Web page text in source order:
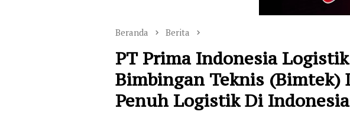
Beranda Berita
PT Prima Indonesia
Bimbingan Teknis (Bimtek)
Penuh Logistik Di Indonesia